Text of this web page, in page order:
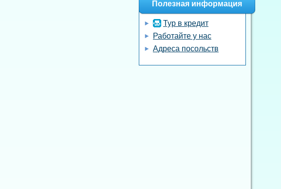
Полезная информация
Тур в кредит
Работайте у нас
Адреса посольств